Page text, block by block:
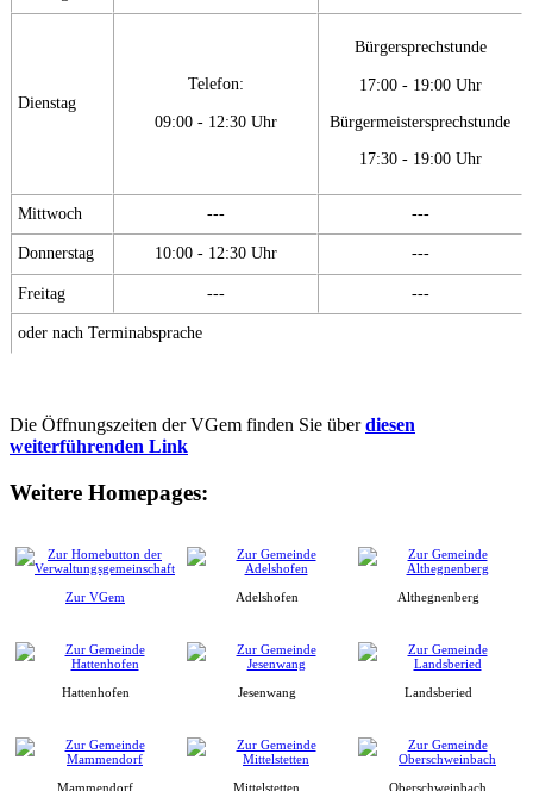
Dienstag
Telefon:
09:00 - 12:30 Uhr
Bürgersprechstunde
17:00 - 19:00 Uhr
Bürgermeistersprechstunde
17:30 - 19:00 Uhr
Mittwoch --- ---
Donnerstag 10:00 - 12:30 Uhr ---
Freitag --- ---
oder nach Terminabsprache
Die Öffnungszeiten der VGem finden Sie überdiesen
weiterführenden Link
Weitere Homepages:
Zur VGem Adelshofen Althegnenberg
Hattenhofen Jesenwang Landsberied
Mammendorf Mittelstetten Oberschweinbach